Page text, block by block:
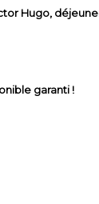
Hugo,
garanti !